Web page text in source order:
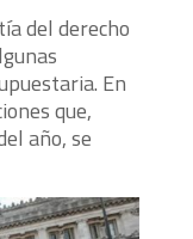
del derecho
En
que,
año, se